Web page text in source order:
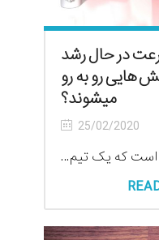
در حال رشد
هایی رو به رو
میشوند؟
25/02/2020
است که یک تیم...